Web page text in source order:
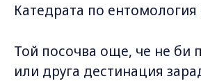
Катедрата по
Той посочва още, че не би
или друга дестинация